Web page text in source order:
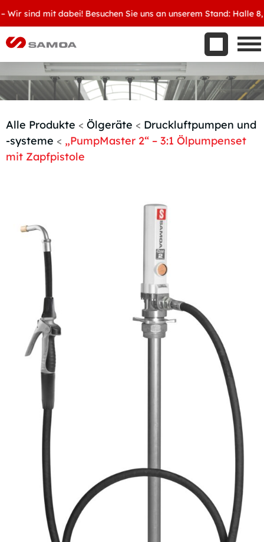
sind mit dabei! Besuchen Sie uns an unserem Stand: Halle 8,
Aktuelles
Kontakt
Handelspartner werden
Alle Produkte < Ölgeräte < Druckluftpumpen und
-systeme < „PumpMaster 2“ – 3:1 Ölpumpenset
mit Zapfpistole